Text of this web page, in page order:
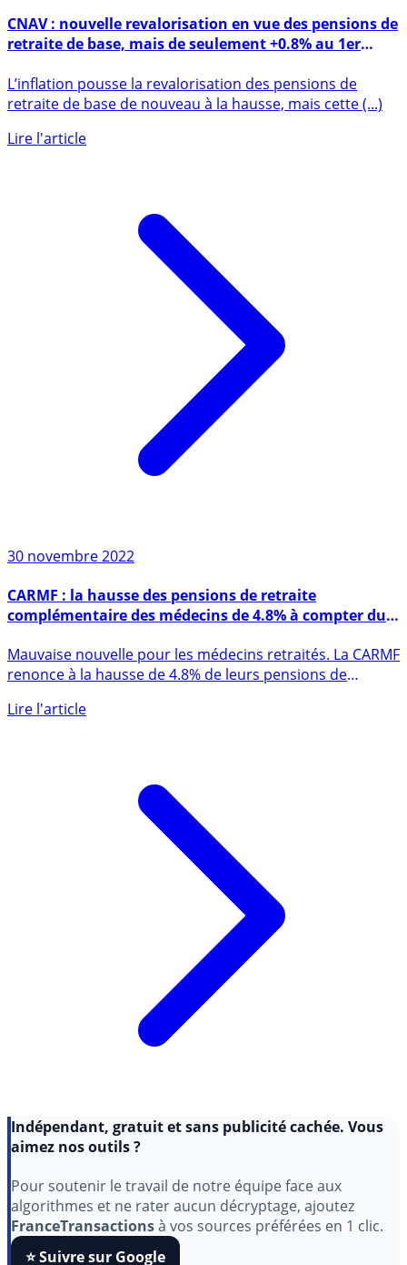
26 septembre 2022
retraite de base, mais de seulement +0.8% au 1er
janvier 2023 !
retraite de base de nouveau à la hausse, mais cette (...)
30 novembre 2022
complémentaire des médecins de 4.8% à compter du
1er janvier 2023 n’aura pas lieu
renonce à la hausse de 4.8% de leurs pensions de
aimez nos outils ?
Pour soutenir le travail de notre équipe face aux
algorithmes et ne rater aucun décryptage, ajoutez